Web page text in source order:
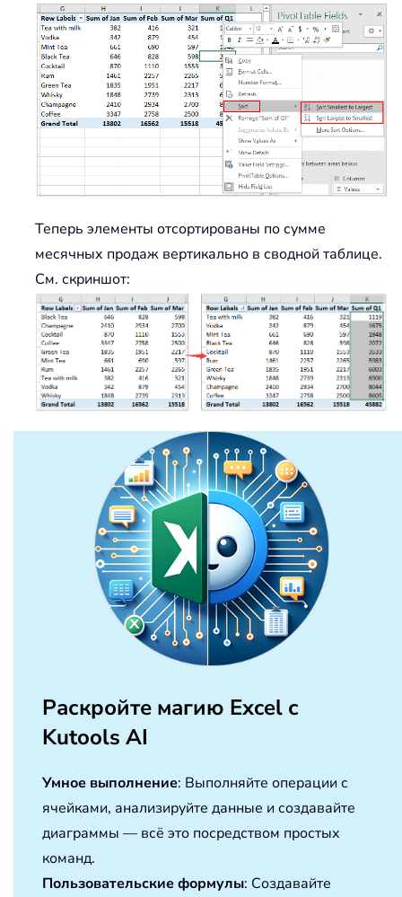
Теперь элементы отсортированы по сумме
месячных продаж вертикально в сводной таблице.
См. скриншот:
Раскройте магию Excel с
Kutools AI
Умное выполнение: Выполняйте операции с
ячейками, анализируйте данные и создавайте
диаграммы — всё это посредством простых
команд.
Пользовательские формулы: Создавайте